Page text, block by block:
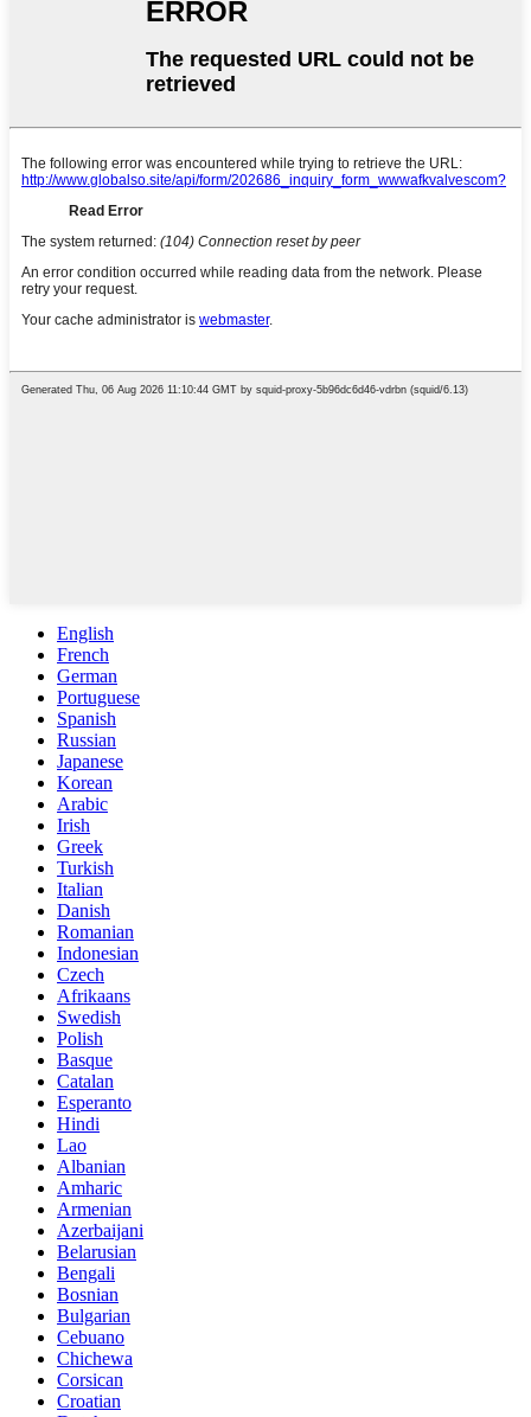
English
French
German
Portuguese
Spanish
Russian
Japanese
Korean
Arabic
Irish
Greek
Turkish
Italian
Danish
Romanian
Indonesian
Czech
Afrikaans
Swedish
Polish
Basque
Catalan
Esperanto
Hindi
Lao
Albanian
Amharic
Armenian
Azerbaijani
Belarusian
Bengali
Bosnian
Bulgarian
Cebuano
Chichewa
Corsican
Croatian